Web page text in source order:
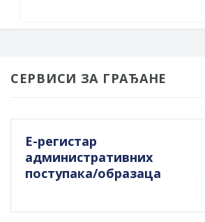
СЕРВИСИ ЗА ГРАЂАНЕ
Е-регистар
административних
поступака/образаца